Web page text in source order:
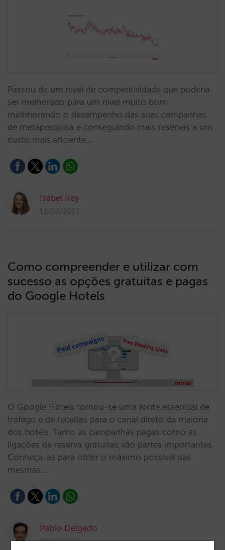
Passou de um nível de competitividade que poderia
ser melhorado para um nível muito bom,
melhhorando o desempenho das suas campanhas
de metapesquisa e conseguindo mais reservas a um
custo mais eficiente.…
Isabel Rey
19/04/2023
Como compreender e utilizar com
sucesso as opções gratuitas e pagas
do Google Hotels
O Google Hotels tornou-se uma fonte essencial de
tráfego e de receitas para o canal direto da maioria
dos hotéis. Tanto as campanhas pagas como as
ligações de reserva gratuitas são partes importantes.
Conheça-as para obter o máximo possível das
mesmas.…
Pablo Delgado
28/02/2023